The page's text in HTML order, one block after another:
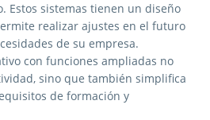
Estos sistemas tienen un diseño
realizar ajustes en el futuro
de su empresa.
con funciones ampliadas no
sino que también simplifica
de formación y